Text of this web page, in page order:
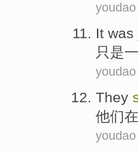
youdao
It was
只是一
youdao
They
他们在
youdao